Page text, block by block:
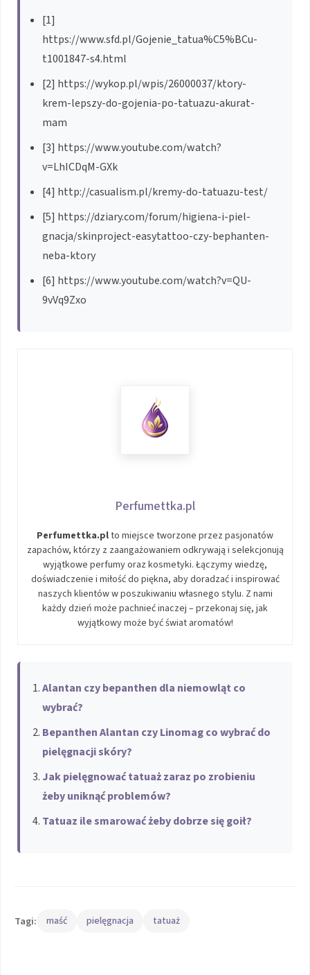
[1]
https://www.sfd.pl/Gojenie_tatua%C5%BCu-
t1001847-s4.html
[2] https://wykop.pl/wpis/26000037/ktory-
krem-lepszy-do-gojenia-po-tatuazu-akurat-
mam
[3] https://www.youtube.com/watch?
v=LhICDqM-GXk
[4] http://casualism.pl/kremy-do-tatuazu-test/
[5] https://dziary.com/forum/higiena-i-piel-
gnacja/skinproject-easytattoo-czy-bephanten-
neba-ktory
[6] https://www.youtube.com/watch?v=QU-
9vVq9Zxo
Perfumettka.pl
Perfumettka.plto miejsce tworzone przez pasjonatów
zapachów, którzy z zaangażowaniem odkrywają i selekcjonują
wyjątkowe perfumy oraz kosmetyki. Łączymy wiedzę,
doświadczenie i miłość do piękna, aby doradzać i inspirować
naszych klientów w poszukiwaniu własnego stylu. Z nami
każdy dzień może pachnieć inaczej – przekonaj się, jak
wyjątkowy może być świat aromatów!
Alantan czy bepanthen dla niemowląt co
wybrać?
Bepanthen Alantan czy Linomag co wybrać do
pielęgnacji skóry?
Jak pielęgnować tatuaż zaraz po zrobieniu
żeby uniknąć problemów?
Tatuaz ile smarować żeby dobrze się goił?
Tagi: maść pielęgnacja tatuaż